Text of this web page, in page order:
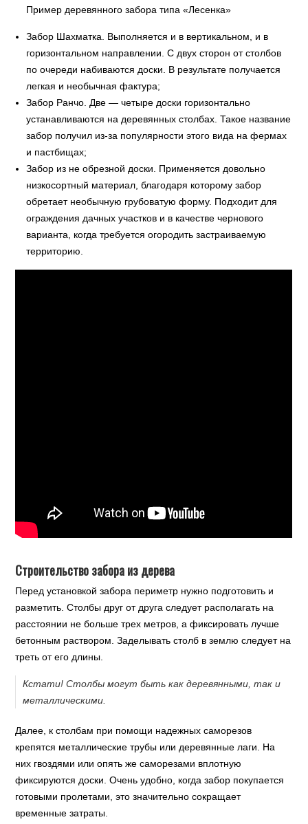
Пример деревянного забора типа «Лесенка»
Забор Шахматка. Выполняется и в вертикальном, и в
горизонтальном направлении. С двух сторон от столбов
по очереди набиваются доски. В результате получается
легкая и необычная фактура;
Забор Ранчо. Две — четыре доски горизонтально
устанавливаются на деревянных столбах. Такое название
забор получил из-за популярности этого вида на фермах
и пастбищах;
Забор из не обрезной доски. Применяется довольно
низкосортный материал, благодаря которому забор
обретает необычную грубоватую форму. Подходит для
ограждения дачных участков и в качестве чернового
варианта, когда требуется огородить застраиваемую
территорию.
Строительство забора из дерева
Перед установкой забора периметр нужно подготовить и
разметить. Столбы друг от друга следует располагать на
расстоянии не больше трех метров, а фиксировать лучше
бетонным раствором. Заделывать столб в землю следует на
треть от его длины.
Кстати! Столбы могут быть как деревянными, так и
металлическими.
Далее, к столбам при помощи надежных саморезов
крепятся металлические трубы или деревянные лаги. На
них гвоздями или опять же саморезами вплотную
фиксируются доски. Очень удобно, когда забор покупается
готовыми пролетами, это значительно сокращает
временные затраты.